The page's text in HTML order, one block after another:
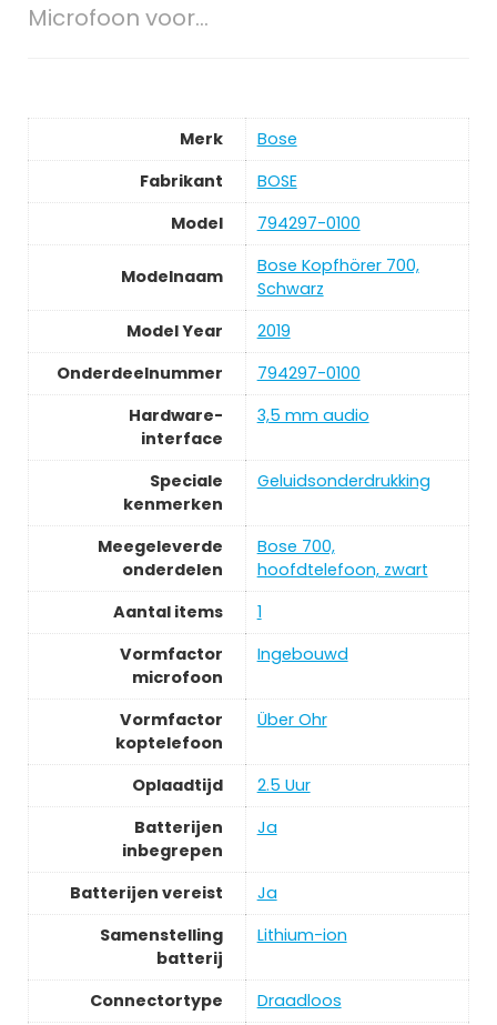
Microfoon voor…
Merk
Bose
Fabrikant
BOSE
Model
794297-0100
Modelnaam
Bose Kopfhörer 700,
Schwarz
Model Year
2019
Onderdeelnummer
794297-0100
Hardware-
interface
3,5 mm audio
Speciale
kenmerken
Geluidsonderdrukking
Meegeleverde
onderdelen
Bose 700,
hoofdtelefoon, zwart
Aantal items
1
Vormfactor
microfoon
Ingebouwd
Vormfactor
koptelefoon
Über Ohr
Oplaadtijd
2.5 Uur
Batterijen
inbegrepen
Ja
Batterijen vereist
Ja
Samenstelling
batterij
Lithium-ion
Connectortype
Draadloos